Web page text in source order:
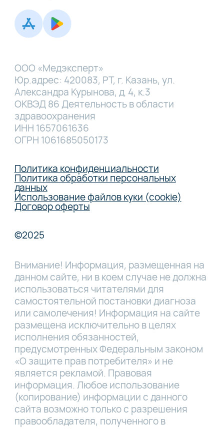
ООО «Медэксперт»
Юр.адрес: 420083, РТ, г. Казань, ул.
Александра Курынова, д. 4, к.3
ОКВЭД 86 Деятельность в области
здравоохранения
ИНН 1657061636
ОГРН 1061685050173
Политика конфиденциальности
Политика обработки персональных
данных
Использование файлов куки (cookie)
Договор оферты
©2025
Внимание! Информация, размещенная на
данном сайте, ни в коем случае не должна
использоваться читателями для
самостоятельной постановки диагноза
или самолечения! Информация на сайте
размещена исключительно в целях
исполнения обязанностей,
предусмотренных Федеральным законом
«О защите прав потребителя» и не
является рекламой. Правовая
информация. Любое использование
(копирование) информации с данного
сайта возможно только с разрешения
правообладателя, полученного в